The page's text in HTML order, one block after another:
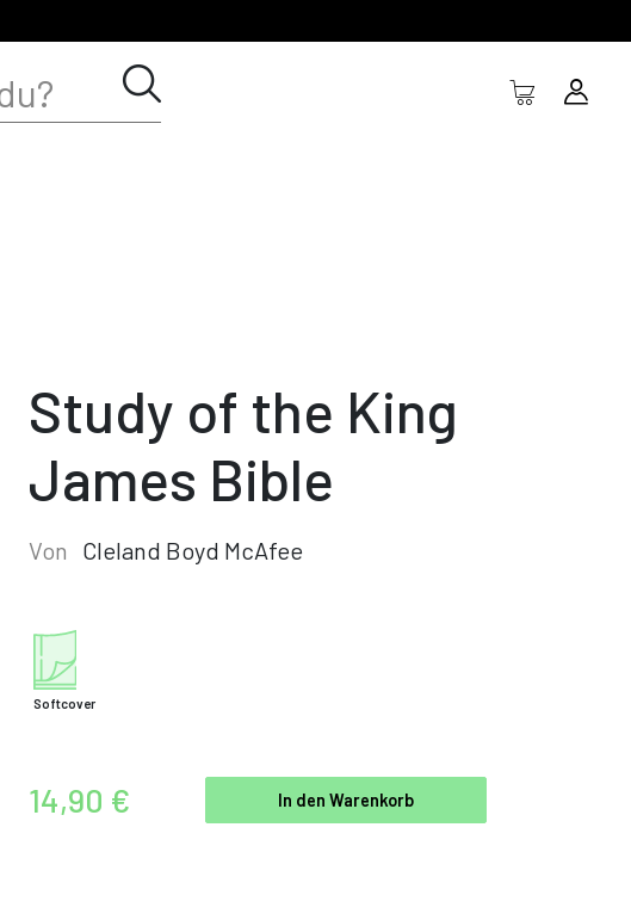
Study of the King
James Bible
Von Cleland Boyd McAfee
Softcover
14,90 € In den Warenkorb